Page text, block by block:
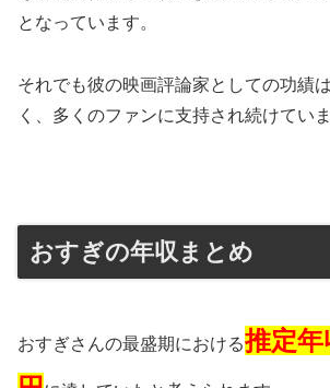
となっています。
それでも彼の映画評論家としての功績
く、多くのファンに支持され続けてい
おすぎの年収まとめ
おすぎさんの最盛期における推定年